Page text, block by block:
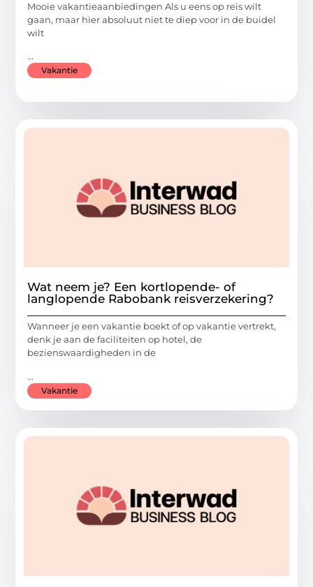
Mooie vakantieaanbiedingen Als u eens op reis wilt
gaan, maar hier absoluut niet te diep voor in de buidel
wilt
...
Vakantie
Wat neem je? Een kortlopende- of
langlopende Rabobank reisverzekering?
Wanneer je een vakantie boekt of op vakantie vertrekt,
denk je aan de faciliteiten op hotel, de
bezienswaardigheden in de
...
Vakantie